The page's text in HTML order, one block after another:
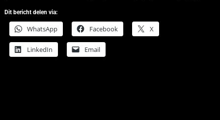
Dit bericht delen via:
WhatsApp Facebook X
LinkedIn Email